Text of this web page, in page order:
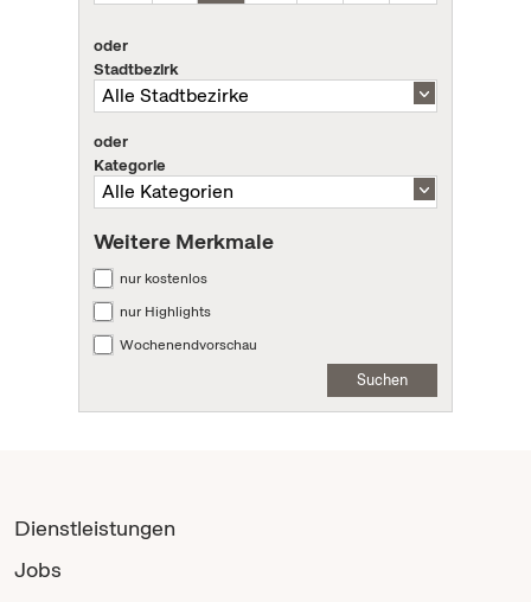
oder
Stadtbezirk
oder
Kategorie
Weitere Merkmale
nur kostenlos
nur Highlights
Wochenendvorschau
Suchen
Dienstleistungen
Jobs